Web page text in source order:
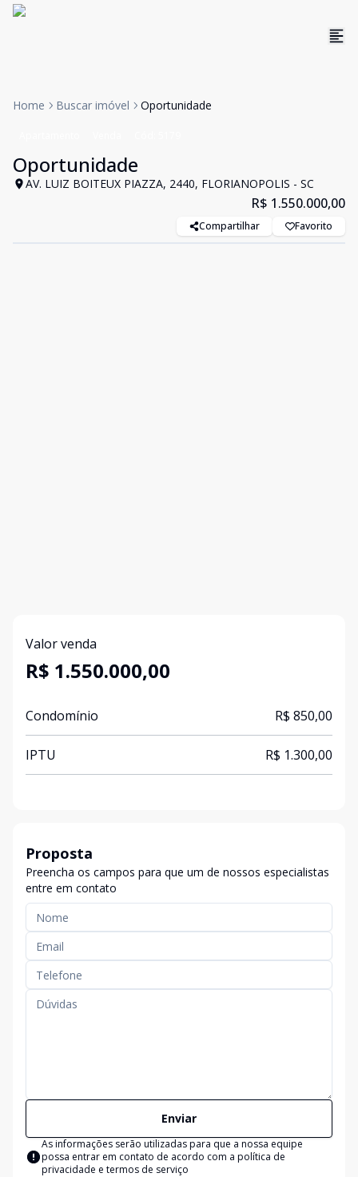
Home Buscar imóvel Oportunidade
Oportunidade
AV. LUIZ BOITEUX PIAZZA, 2440, FLORIANOPOLIS - SC
R$ 1.550.000,00
Compartilhar Favorito
Valor venda
R$ 1.550.000,00
Condomínio R$ 850,00
IPTU R$ 1.300,00
Proposta
Preencha os campos para que um de nossos especialistas
entre em contato
Enviar
As informações serão utilizadas para que a nossa equipe
possa entrar em contato de acordo com a política de
privacidade e termos de serviço